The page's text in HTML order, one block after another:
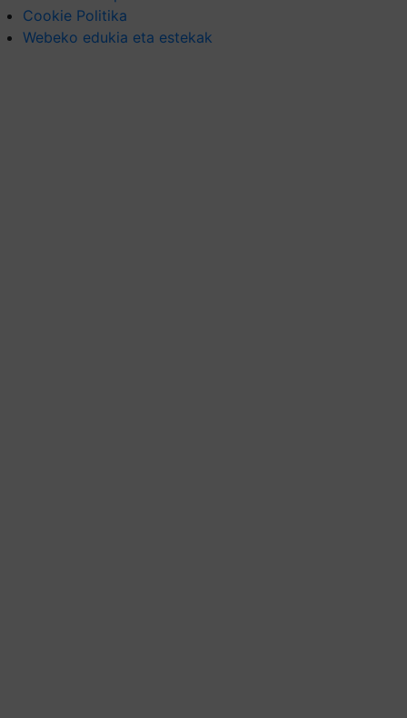
Cookie Politika
Webeko edukia eta estekak